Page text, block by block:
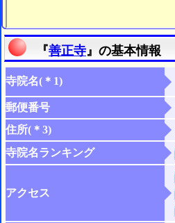
『善正寺』の基本情報
寺院名(＊1)
郵便番号
住所(＊3)
寺院名ランキング
アクセス